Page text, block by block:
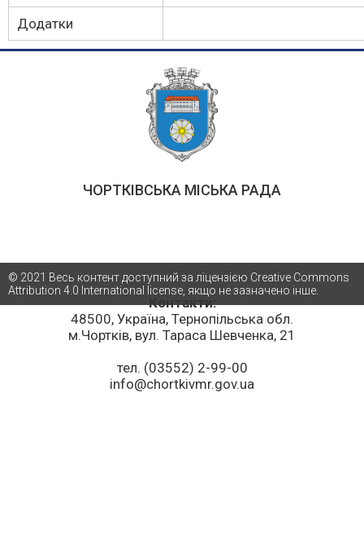
Додатки
ЧОРТКІВСЬКА МІСЬКА РАДА
Контакти:
48500, Україна, Тернопільська обл.
м.Чортків, вул. Тараса Шевченка, 21
тел. (03552) 2-99-00
info@chortkivmr.gov.ua
© 2021 Весь контент доступний за ліцензією Creative Commons
Attribution 4.0 International license, якщо не зазначено інше.